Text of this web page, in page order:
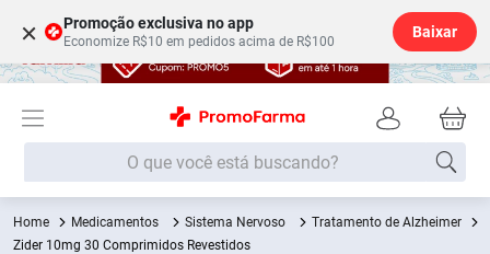
× Promoção exclusiva no app
Economize R$10 em pedidos acima de R$100
Baixar
O que você está buscando?
Medicamentos Sistema Nervoso
Tratamento de Alzheimer
Zider 10mg 30 Comprimidos Revestidos
Termos mais buscados